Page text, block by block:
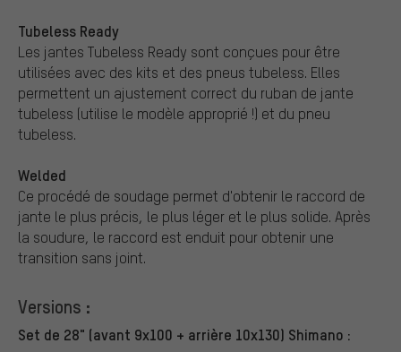
Tubeless Ready
Les jantes Tubeless Ready sont conçues pour être
utilisées avec des kits et des pneus tubeless. Elles
permettent un ajustement correct du ruban de jante
tubeless (utilise le modèle approprié !) et du pneu
tubeless.
Welded
Ce procédé de soudage permet d'obtenir le raccord de
jante le plus précis, le plus léger et le plus solide. Après
la soudure, le raccord est enduit pour obtenir une
transition sans joint.
Versions :
Set de 28" (avant 9x100 + arrière 10x130) Shimano :